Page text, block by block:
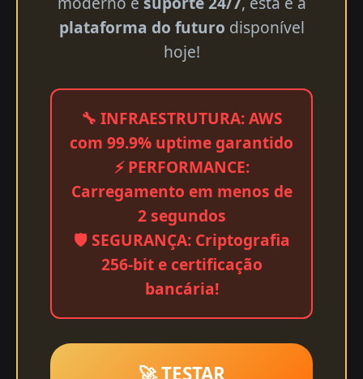
plataforma do futuro disponível
hoje!
🔧 INFRAESTRUTURA: AWS
com 99.9% uptime garantido
⚡ PERFORMANCE:
Carregamento em menos de
2 segundos
🛡️ SEGURANÇA: Criptografia
256-bit e certificação
bancária!
🚀 TESTAR